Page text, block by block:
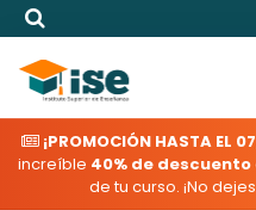
¡PROMOCIÓN HASTA EL
increíble 40% de descuento
de tu curso. ¡No